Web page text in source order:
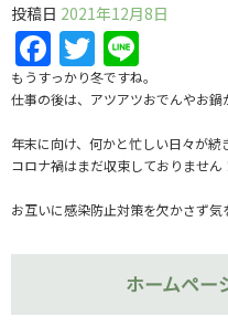
投稿日 2021年12月8日
Facebook
Twitter
もうすっかり冬ですね。
仕事の後は、アツアツおでんやお鍋
年末に向け、何かと忙しい日々が続
コロナ禍はまだ収束しておりません
お互いに感染防止対策を欠かさず気
ホームペー